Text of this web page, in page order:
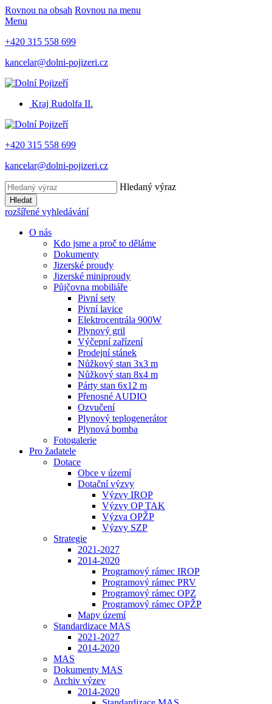
Rovnou na obsah Rovnou na menu
Menu
+420 315 558 699
kancelar@dolni-pojizeri.cz
Kraj Rudolfa II.
+420 315 558 699
kancelar@dolni-pojizeri.cz
Hledaný výraz
Hledat
rozšířené vyhledávání
O nás
Kdo jsme a proč to děláme
Dokumenty
Jizerské proudy
Jizerské miniproudy
Půjčovna mobiliáře
Pivní sety
Pivní lavice
Elektrocentrála 900W
Plynový gril
Výčepní zařízení
Prodejní stánek
Nůžkový stan 3x3 m
Nůžkový stan 8x4 m
Párty stan 6x12 m
Přenosné AUDIO
Ozvučení
Plynový teplogenerátor
Plynová bomba
Fotogalerie
Pro žadatele
Dotace
Obce v území
Dotační výzvy
Výzvy IROP
Výzvy OP TAK
Výzva OPŽP
Výzvy SZP
Strategie
2021-2027
2014-2020
Programový rámec IROP
Programový rámec PRV
Programový rámec OPZ
Programový rámec OPŽP
Mapy území
Standardizace MAS
2021-2027
2014-2020
MAS
Dokumenty MAS
Archiv výzev
2014-2020